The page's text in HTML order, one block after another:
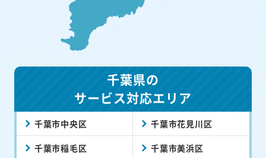
千葉県の
サービス対応エリア
千葉市中央区 千葉市花見川区
千葉市稲毛区 千葉市美浜区